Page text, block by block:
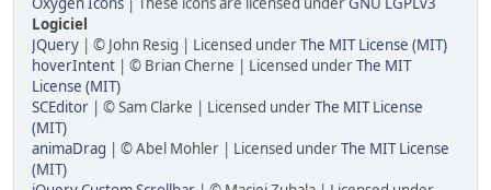
Logiciel
JQuery | © John Resig | Licensed underThe MIT License (MIT)
hoverIntent | © Brian Cherne | Licensed underThe MIT
License (MIT)
SCEditor | © Sam Clarke | Licensed underThe MIT License
(MIT)
animaDrag | © Abel Mohler | Licensed underThe MIT License
(MIT)